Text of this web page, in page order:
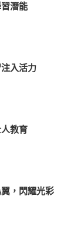
潛能
入活力
教育
，閃耀光彩